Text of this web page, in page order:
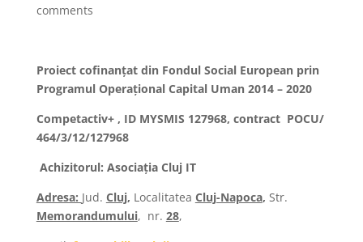
comments
Proiect cofinanțat din Fondul Social European prin
Programul Operațional Capital Uman 2014 – 2020
Competactiv+ , ID MYSMIS 127968, contract POCU/
464/3/12/127968
Achizitorul: Asociația Cluj IT
Adresa: Jud. Cluj, Localitatea Cluj-Napoca, Str.
Memorandumului, nr. 28,